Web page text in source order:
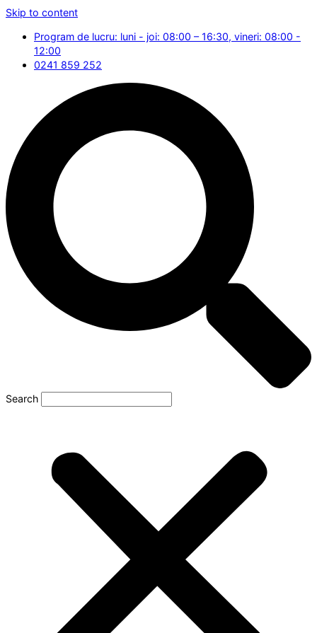
Skip to content
Program de lucru: luni - joi: 08:00 – 16:30, vineri: 08:00 -
12:00
0241 859 252
Search